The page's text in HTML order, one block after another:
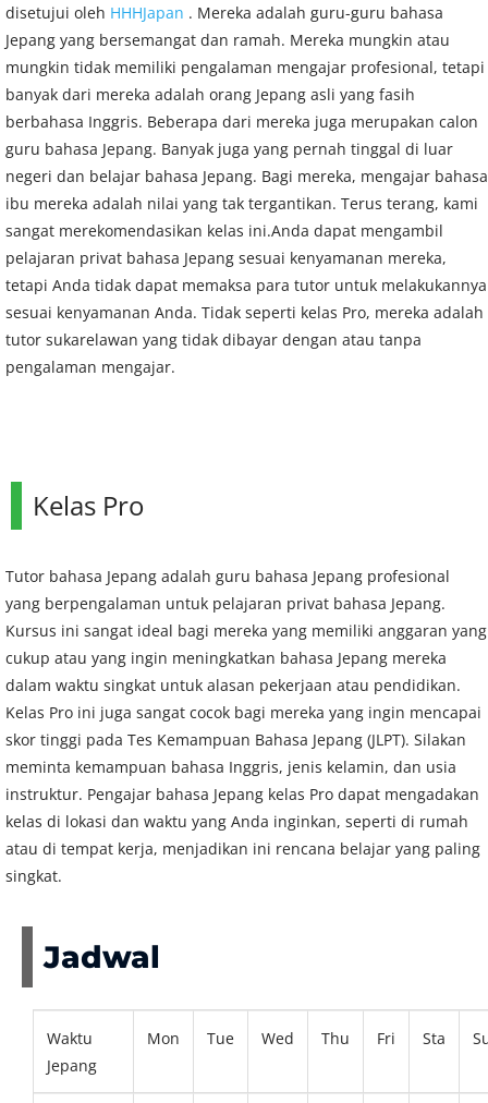
disetujui oleh HHHJapan . Mereka adalah guru-guru bahasa
Jepang yang bersemangat dan ramah. Mereka mungkin atau
mungkin tidak memiliki pengalaman mengajar profesional, tetapi
banyak dari mereka adalah orang Jepang asli yang fasih
berbahasa Inggris. Beberapa dari mereka juga merupakan calon
guru bahasa Jepang. Banyak juga yang pernah tinggal di luar
negeri dan belajar bahasa Jepang. Bagi mereka, mengajar bahasa
ibu mereka adalah nilai yang tak tergantikan. Terus terang, kami
sangat merekomendasikan kelas ini.Anda dapat mengambil
pelajaran privat bahasa Jepang sesuai kenyamanan mereka,
tetapi Anda tidak dapat memaksa para tutor untuk melakukannya
sesuai kenyamanan Anda. Tidak seperti kelas Pro, mereka adalah
tutor sukarelawan yang tidak dibayar dengan atau tanpa
pengalaman mengajar.
Kelas Pro
Tutor bahasa Jepang adalah guru bahasa Jepang profesional
yang berpengalaman untuk pelajaran privat bahasa Jepang.
Kursus ini sangat ideal bagi mereka yang memiliki anggaran yang
cukup atau yang ingin meningkatkan bahasa Jepang mereka
dalam waktu singkat untuk alasan pekerjaan atau pendidikan.
Kelas Pro ini juga sangat cocok bagi mereka yang ingin mencapai
skor tinggi pada Tes Kemampuan Bahasa Jepang (JLPT). Silakan
meminta kemampuan bahasa Inggris, jenis kelamin, dan usia
instruktur. Pengajar bahasa Jepang kelas Pro dapat mengadakan
kelas di lokasi dan waktu yang Anda inginkan, seperti di rumah
atau di tempat kerja, menjadikan ini rencana belajar yang paling
singkat.
Jadwal
Waktu
Jepang
Mon Tue Wed Thu Fri Sta